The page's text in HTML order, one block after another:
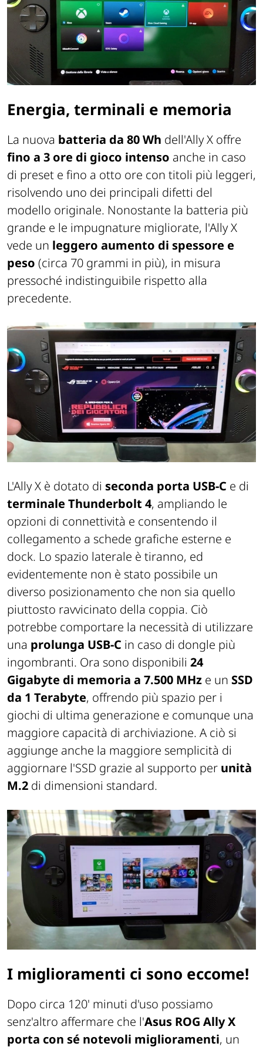
Energia, terminali e memoria
La nuova batteria da 80 Wh dell'Ally X offre
fino a 3 ore di gioco intenso anche in caso
di preset e fino a otto ore con titoli più leggeri,
risolvendo uno dei principali difetti del
modello originale. Nonostante la batteria più
grande e le impugnature migliorate, l'Ally X
vede un leggero aumento di spessore e
peso (circa 70 grammi in più), in misura
pressoché indistinguibile rispetto alla
precedente.
L'Ally X è dotato di seconda porta USB-C e di
terminale Thunderbolt 4, ampliando le
opzioni di connettività e consentendo il
collegamento a schede grafiche esterne e
dock. Lo spazio laterale è tiranno, ed
evidentemente non è stato possibile un
diverso posizionamento che non sia quello
piuttosto ravvicinato della coppia. Ciò
potrebbe comportare la necessità di utilizzare
una prolunga USB-C in caso di dongle più
ingombranti. Ora sono disponibili 24
Gigabyte di memoria a 7.500 MHz e un SSD
da 1 Terabyte, offrendo più spazio per i
giochi di ultima generazione e comunque una
maggiore capacità di archiviazione. A ciò si
aggiunge anche la maggiore semplicità di
aggiornare l'SSD grazie al supporto per unità
M.2 di dimensioni standard.
I miglioramenti ci sono eccome!
Dopo circa 120' minuti d'uso possiamo
senz'altro affermare che l'Asus ROG Ally X
porta con sé notevoli miglioramenti, un